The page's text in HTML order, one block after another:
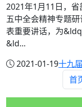
2021年1月11日，
五中全会精神专题
表重要讲话，为
&ld...
2021-01-19十九
首